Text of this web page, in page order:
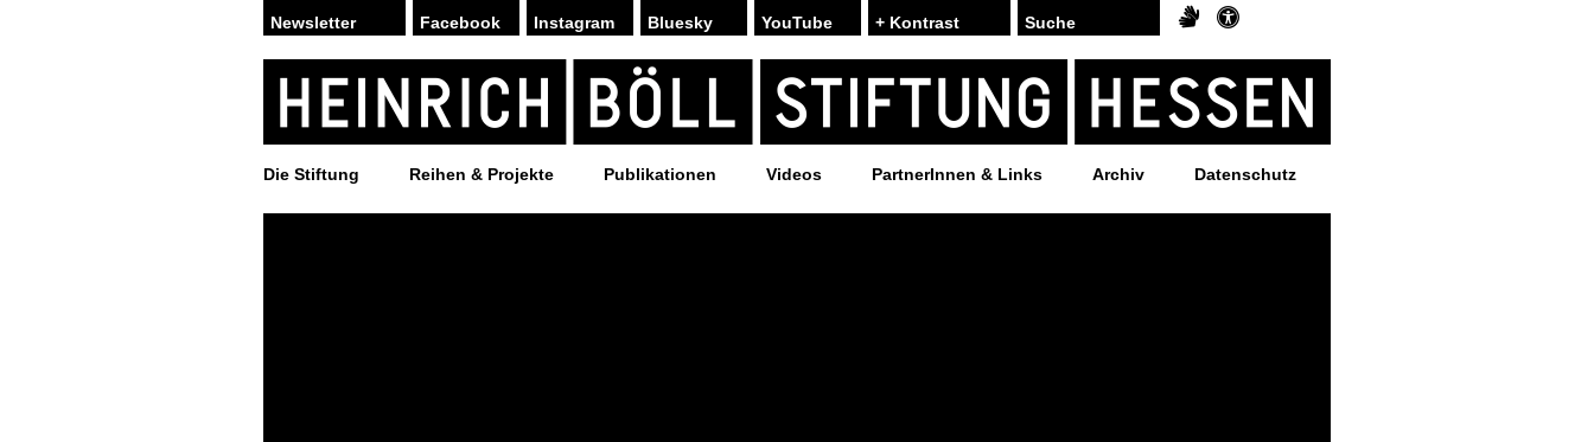
Facebook Instagram Bluesky YouTube + Kontrast
Die Stiftung Reihen & Projekte Publikationen Videos PartnerInnen & Links Archiv Datenschutz